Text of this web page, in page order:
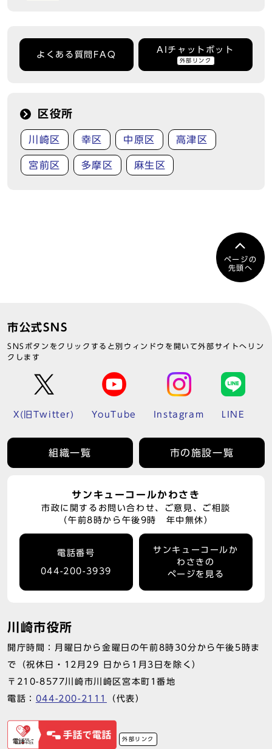
よくある質問FAQ
AIチャットボット
外部リンク
区役所
川崎区 幸区 中原区 高津区
宮前区 多摩区 麻生区
ページの
先頭へ
市公式SNS
SNSボタンをクリックすると別ウィンドウを開いて外部サイトへリン
クします
X(旧Twitter) YouTube Instagram LINE
組織一覧 市の施設一覧
サンキューコールかわさき
市政に関するお問い合わせ、ご意見、ご相談
（午前8時から午後9時 年中無休）
電話番号
044-200-3939
サンキューコールか
わさきの
ページを見る
川崎市役所
開庁時間：月曜日から金曜日の午前8時30分から午後5時ま
で（祝休日・12月29 日から1月3日を除く）
〒210-8577川崎市川崎区宮本町1番地
電話： 044-200-2111 （代表）
外部リンク